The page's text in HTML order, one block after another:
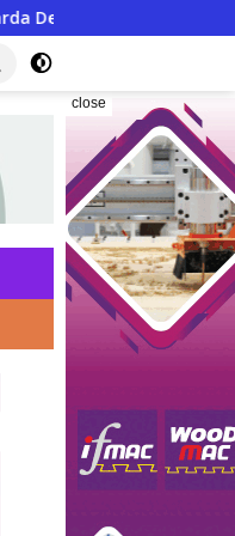
di Bulan Suci
close